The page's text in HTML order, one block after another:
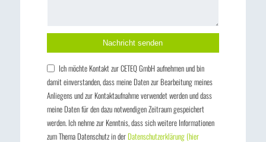
Bitte lasse dieses Feld leer.
Ich möchte Kontakt zur CETEQ GmbH aufnehmen und bin
damit einverstanden, dass meine Daten zur Bearbeitung meines
Anliegens und zur Kontaktaufnahme verwendet werden und dass
meine Daten für den dazu notwendigen Zeitraum gespeichert
werden. Ich nehme zur Kenntnis, dass sich weitere Informationen
zum Thema Datenschutz in der Datenschutzerklärung (hier